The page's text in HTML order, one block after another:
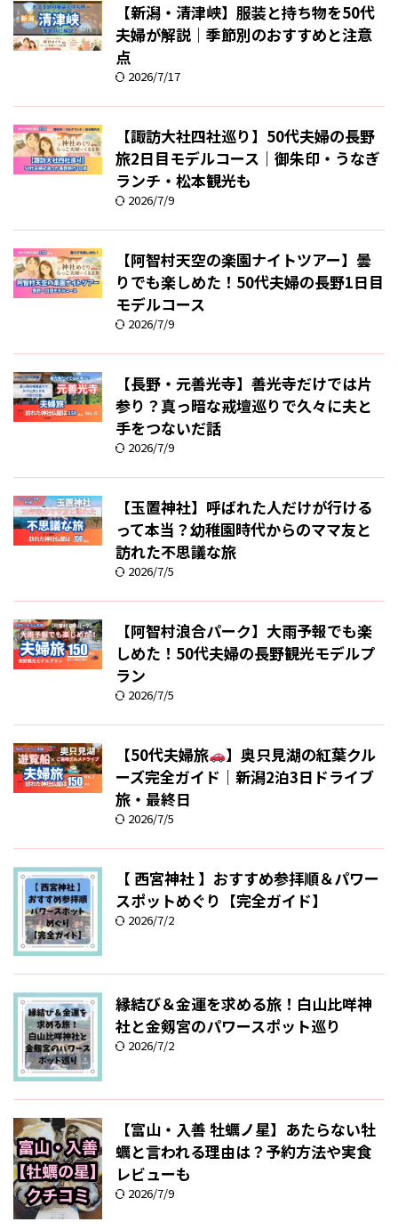
【新潟・清津峡】服装と持ち物を50代
夫婦が解説｜季節別のおすすめと注意
点
2026/7/17
【諏訪大社四社巡り】50代夫婦の長野
旅2日目モデルコース｜御朱印・うなぎ
ランチ・松本観光も
2026/7/9
【阿智村天空の楽園ナイトツアー】曇
りでも楽しめた！50代夫婦の長野1日目
モデルコース
2026/7/9
【長野・元善光寺】善光寺だけでは片
参り？真っ暗な戒壇巡りで久々に夫と
手をつないだ話
2026/7/9
【玉置神社】呼ばれた人だけが行ける
って本当？幼稚園時代からのママ友と
訪れた不思議な旅
2026/7/5
【阿智村浪合パーク】大雨予報でも楽
しめた！50代夫婦の長野観光モデルプ
ラン
2026/7/5
【50代夫婦旅
】奥只見湖の紅葉クル
ーズ完全ガイド｜新潟2泊3日ドライブ
旅・最終日
2026/7/5
【 西宮神社 】おすすめ参拝順＆パワー
スポットめぐり【完全ガイド】
2026/7/2
縁結び＆金運を求める旅！白山比咩神
社と金剱宮のパワースポット巡り
2026/7/2
【富山・入善 牡蠣ノ星】あたらない牡
蠣と言われる理由は？予約方法や実食
レビューも
2026/7/9